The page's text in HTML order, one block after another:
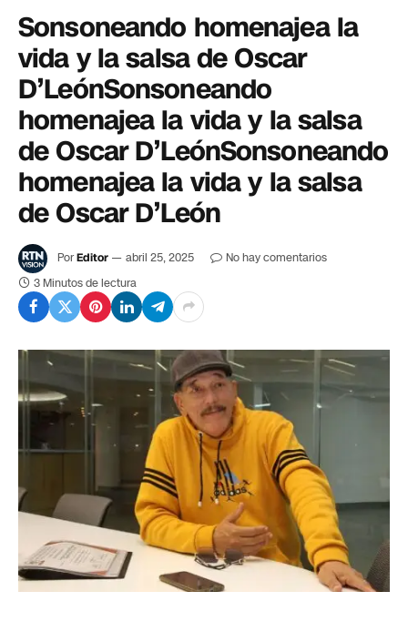
Sonsoneando homenajea la
vida y la salsa de Oscar
D’LeónSonsoneando
homenajea la vida y la salsa
de Oscar D’LeónSonsoneando
homenajea la vida y la salsa
de Oscar D’León
PorEditor abril 25, 2025
No hay comentarios
3 Minutos de lectura